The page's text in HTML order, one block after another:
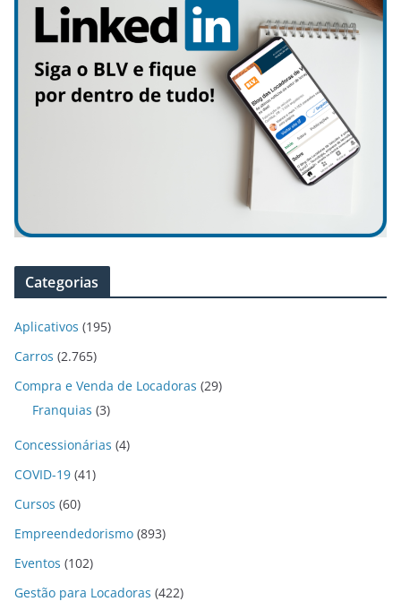
Categorias
Aplicativos (195)
Carros (2.765)
Compra e Venda de Locadoras (29)
Franquias (3)
Concessionárias (4)
COVID-19 (41)
Cursos (60)
Empreendedorismo (893)
Eventos (102)
Gestão para Locadoras (422)